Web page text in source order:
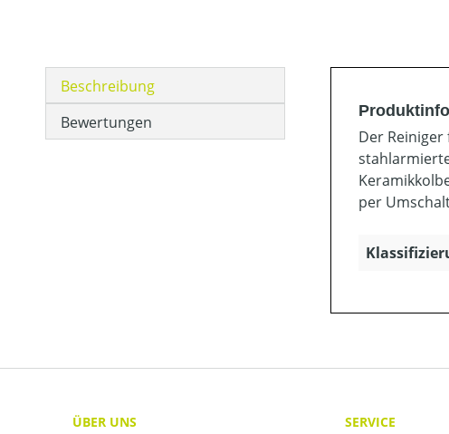
Beschreibung
Bewertungen
Der
per
ÜBER UNS
SERVICE